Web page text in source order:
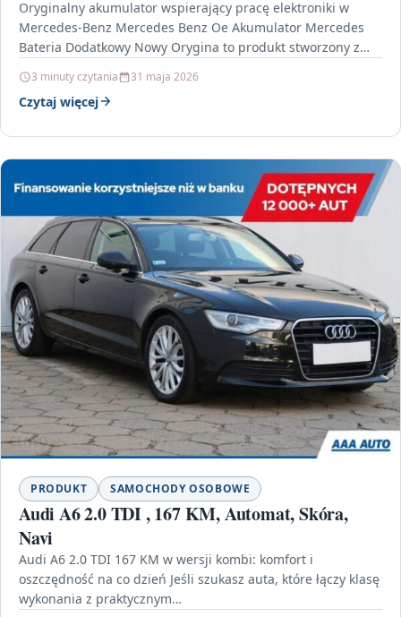
Oryginalny akumulator wspierający pracę elektroniki w
Mercedes-Benz Mercedes Benz Oe Akumulator Mercedes
Bateria Dodatkowy Nowy Orygina to produkt stworzony z
3 minuty czytania 31 maja 2026
Czytaj więcej
PRODUKT SAMOCHODY OSOBOWE
Audi A6 2.0 TDI , 167 KM, Automat, Skóra,
Navi
Audi A6 2.0 TDI 167 KM w wersji kombi: komfort i
oszczędność na co dzień Jeśli szukasz auta, które łączy klasę
wykonania z praktycznym…